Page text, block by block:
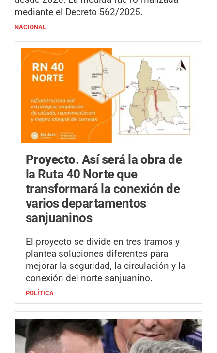
mediante el Decreto 562/2025.
NACIONAL
Proyecto. Así será la obra de
la Ruta 40 Norte que
transformará la conexión de
varios departamentos
sanjuaninos
El proyecto se divide en tres tramos y
plantea soluciones diferentes para
mejorar la seguridad, la circulación y la
conexión del norte sanjuanino.
POLÍTICA